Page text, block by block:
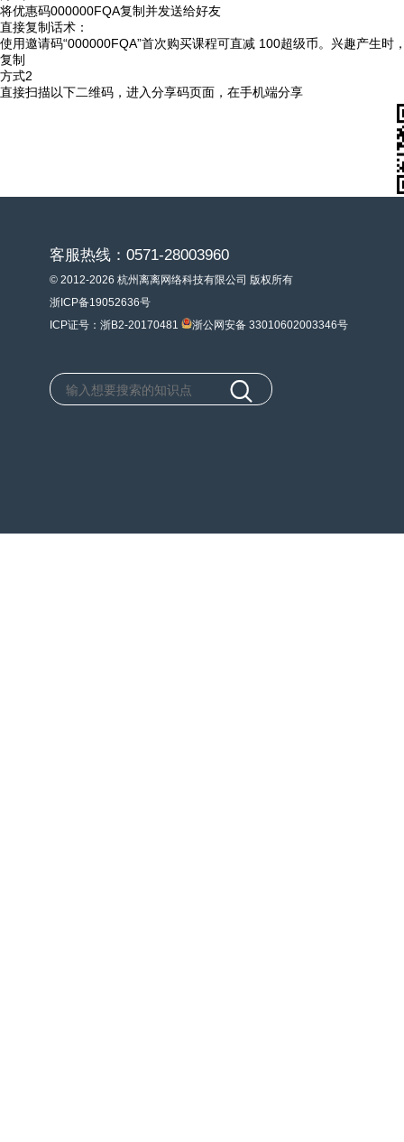
将优惠码000000FQA复制并发送给好友
直接复制话术：
使用邀请码“000000FQA”首次购买课程可直减 100超级币。兴趣产生时
复制
方式2
直接扫描以下二维码，进入分享码页面，在手机端分享
客服热线：0571-28003960
© 2012-2026 杭州离离网络科技有限公司 版权所有
浙ICP备19052636号
ICP证号：浙B2-20170481
浙公网安备 33010602003346号